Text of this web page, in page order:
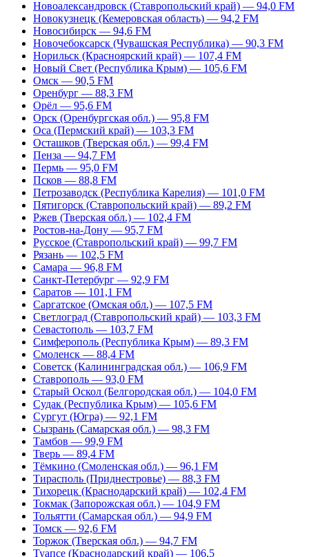
Новоалександровск (Ставропольский край) — 94,0 FM
Новокузнецк (Кемеровская область) — 94,2 FM
Новосибирск — 94,6 FM
Новочебоксарск (Чувашская Республика) — 90,3 FM
Норильск (Красноярский край) — 107,4 FM
Новый Свет (Республика Крым) — 105,6 FM
Омск — 90,5 FM
Оренбург — 88,3 FM
Орёл — 95,6 FM
Орск (Оренбургская обл.) — 95,8 FM
Оса (Пермский край) — 103,3 FM
Осташков (Тверская обл.) — 99,4 FM
Пенза — 94,7 FM
Пермь — 95,0 FM
Псков — 88,8 FM
Петрозаводск (Республика Карелия) — 101,0 FM
Пятигорск (Ставропольский край) — 89,2 FM
Ржев (Тверская обл.) — 102,4 FM
Ростов-на-Дону — 95,7 FM
Русское (Ставропольский край) — 99,7 FM
Рязань — 102,5 FM
Самара — 96,8 FM
Санкт-Петербург — 92,9 FM
Саратов — 101,1 FM
Саргатское (Омская обл.) — 107,5 FM
Светлоград (Ставропольский край) — 103,3 FM
Севастополь — 103,7 FM
Симферополь (Республика Крым) — 89,3 FM
Смоленск — 88,4 FM
Советск (Калининградская обл.) — 106,9 FM
Ставрополь — 93,0 FM
Старый Оскол (Белгородская обл.) — 104,0 FM
Судак (Республика Крым) — 105,6 FM
Сургут (Югра) — 92,1 FM
Сызрань (Самарская обл.) — 98,3 FM
Тамбов — 99,9 FM
Тверь — 89,4 FM
Тёмкино (Смоленская обл.) — 96,1 FM
Тирасполь (Приднестровье) — 88,3 FM
Тихорецк (Краснодарский край) — 102,4 FM
Токмак (Запорожская обл.) — 104,9 FM
Тольятти (Самарская обл.) — 94,9 FM
Томск — 92,6 FM
Торжок (Тверская обл.) — 94,7 FM
Туапсе (Краснодарский край) — 106,5